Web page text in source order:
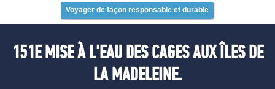
Voyager de façon responsable et durable
151E MISE À L'EAU DES CAGES AUX ÎLES DE
LA MADELEINE.